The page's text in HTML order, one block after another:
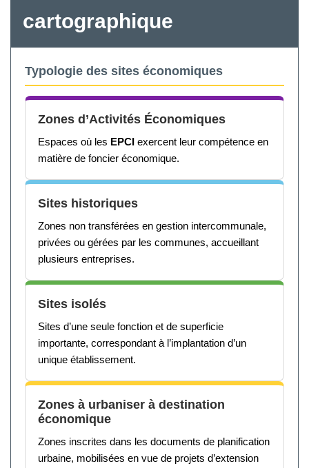
cartographique
Typologie des sites économiques
Zones d’Activités Économiques
Espaces où les EPCI exercent leur compétence en
matière de foncier économique.
Sites historiques
Zones non transférées en gestion intercommunale,
privées ou gérées par les communes, accueillant
plusieurs entreprises.
Sites isolés
Sites d’une seule fonction et de superficie
importante, correspondant à l’implantation d’un
unique établissement.
Zones à urbaniser à destination
économique
Zones inscrites dans les documents de planification
urbaine, mobilisées en vue de projets d’extension